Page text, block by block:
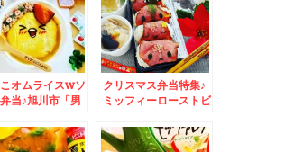
オムライスwソ
当♪旭川市「男
昔ながらのタイ
よ～～～＾＾♪
クリスマス弁当特集♪
ミッフィーローストビ
が絶品～～～♪呉麺屋
さんの呉冷麺の地元皆